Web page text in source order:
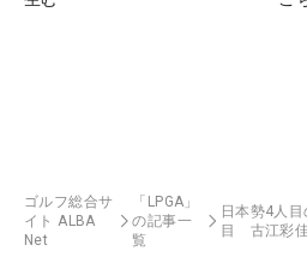
ゴルフ総合サ
イト ALBA
Net
「LPGA」
の記事一
覧
日本勢4人
目 古江彩佳